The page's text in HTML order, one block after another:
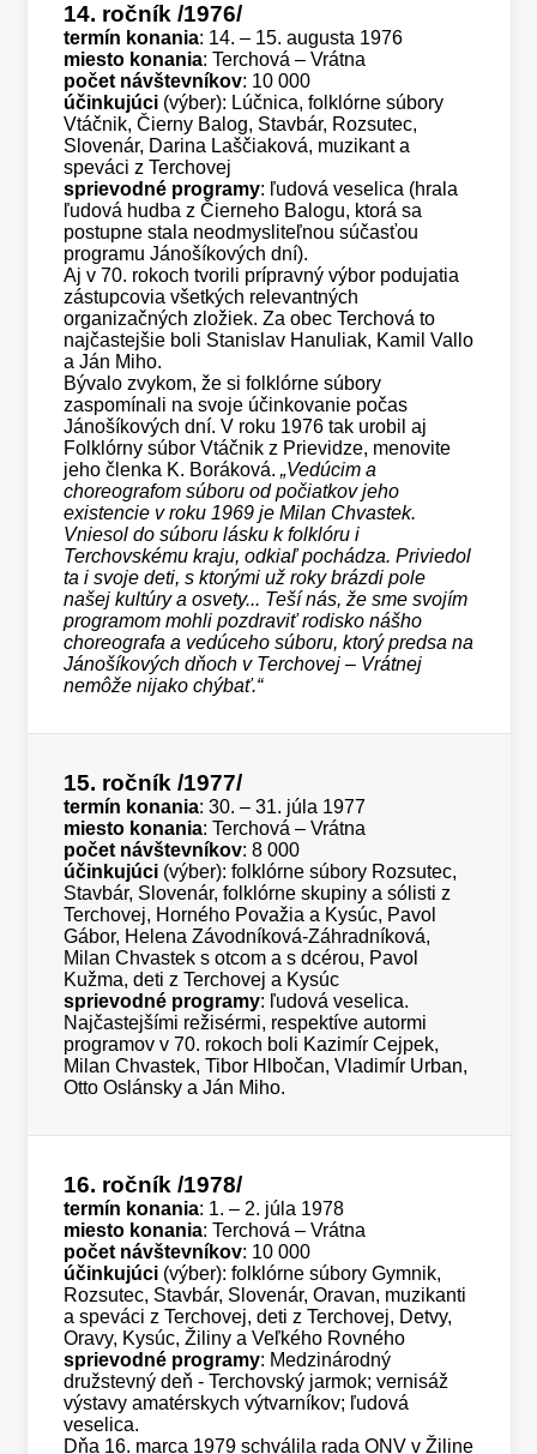
14. ročník /1976/
termín konania: 14. – 15. augusta 1976
miesto konania: Terchová – Vrátna
počet návštevníkov: 10 000
účinkujúci (výber): Lúčnica, folklórne súbory
Vtáčnik, Čierny Balog, Stavbár, Rozsutec,
Slovenár, Darina Laščiaková, muzikant a
speváci z Terchovej
sprievodné programy: ľudová veselica (hrala
ľudová hudba z Čierneho Balogu, ktorá sa
postupne stala neodmysliteľnou súčasťou
programu Jánošíkových dní).
Aj v 70. rokoch tvorili prípravný výbor podujatia
zástupcovia všetkých relevantných
organizačných zložiek. Za obec Terchová to
najčastejšie boli Stanislav Hanuliak, Kamil Vallo
a Ján Miho.
Bývalo zvykom, že si folklórne súbory
zaspomínali na svoje účinkovanie počas
Jánošíkových dní. V roku 1976 tak urobil aj
Folklórny súbor Vtáčnik z Prievidze, menovite
jeho členka K. Boráková. „Vedúcim a
choreografom súboru od počiatkov jeho
existencie v roku 1969 je Milan Chvastek.
Vniesol do súboru lásku k folklóru i
Terchovskému kraju, odkiaľ pochádza. Priviedol
ta i svoje deti, s ktorými už roky brázdi pole
našej kultúry a osvety... Teší nás, že sme svojím
programom mohli pozdraviť rodisko nášho
choreografa a vedúceho súboru, ktorý predsa na
Jánošíkových dňoch v Terchovej – Vrátnej
nemôže nijako chýbať.“
15. ročník /1977/
termín konania: 30. – 31. júla 1977
miesto konania: Terchová – Vrátna
počet návštevníkov: 8 000
účinkujúci (výber): folklórne súbory Rozsutec,
Stavbár, Slovenár, folklórne skupiny a sólisti z
Terchovej, Horného Považia a Kysúc, Pavol
Gábor, Helena Závodníková-Záhradníková,
Milan Chvastek s otcom a s dcérou, Pavol
Kužma, deti z Terchovej a Kysúc
sprievodné programy: ľudová veselica.
Najčastejšími režisérmi, respektíve autormi
programov v 70. rokoch boli Kazimír Cejpek,
Milan Chvastek, Tibor Hlbočan, Vladimír Urban,
Otto Oslánsky a Ján Miho.
16. ročník /1978/
termín konania: 1. – 2. júla 1978
miesto konania: Terchová – Vrátna
počet návštevníkov: 10 000
účinkujúci (výber): folklórne súbory Gymnik,
Rozsutec, Stavbár, Slovenár, Oravan, muzikanti
a speváci z Terchovej, deti z Terchovej, Detvy,
Oravy, Kysúc, Žiliny a Veľkého Rovného
sprievodné programy: Medzinárodný
družstevný deň - Terchovský jarmok; vernisáž
výstavy amatérskych výtvarníkov; ľudová
veselica.
Dňa 16. marca 1979 schválila rada ONV v Žiline